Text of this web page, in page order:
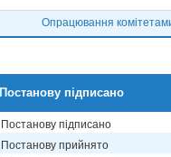
Опрацювання
Постанову підписано
Постанову підписано
Постанову прийнято